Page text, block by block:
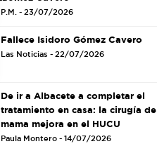
P.M. - 23/07/2026
Fallece Isidoro Gómez Cavero
Las Noticias - 22/07/2026
De ir a Albacete a completar el
tratamiento en casa: la cirugía de
mama mejora en el HUCU
Paula Montero - 14/07/2026